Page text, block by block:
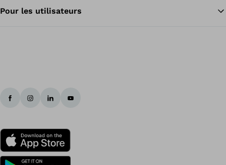
Pour les utilisateurs